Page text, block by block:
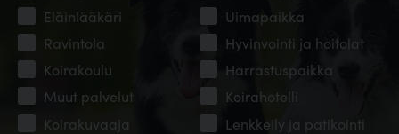
Eläinlääkäri
Uimapaikka
Ravintola
Hyvinvointi ja hoitolat
Koirakoulu
Harrastuspaikka
Muut palvelut
Koirahotelli
Koirakuvaaja
Lenkkeily ja patikointi